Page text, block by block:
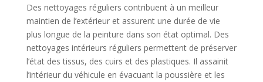
Des nettoyages réguliers contribuent à un meilleur
maintien de l’extérieur et assurent une durée de vie
plus longue de la peinture dans son état optimal. Des
nettoyages intérieurs réguliers permettent de préserver
l’état des tissus, des cuirs et des plastiques. Il assainit
l’intérieur du véhicule en évacuant la poussière et les